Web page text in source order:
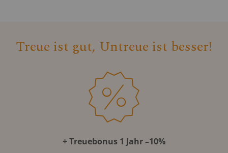
Treue ist gut, Untreue ist besser!
+ Treuebonus 1 Jahr –10%